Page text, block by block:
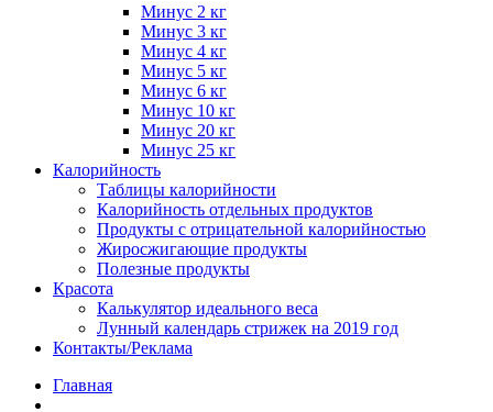
Минус 2 кг
Минус 3 кг
Минус 4 кг
Минус 5 кг
Минус 6 кг
Минус 10 кг
Минус 20 кг
Минус 25 кг
Калорийность
Таблицы калорийности
Калорийность отдельных продуктов
Продукты с отрицательной калорийностью
Жиросжигающие продукты
Полезные продукты
Красота
Калькулятор идеального веса
Лунный календарь стрижек на 2019 год
Контакты/Реклама
Главная